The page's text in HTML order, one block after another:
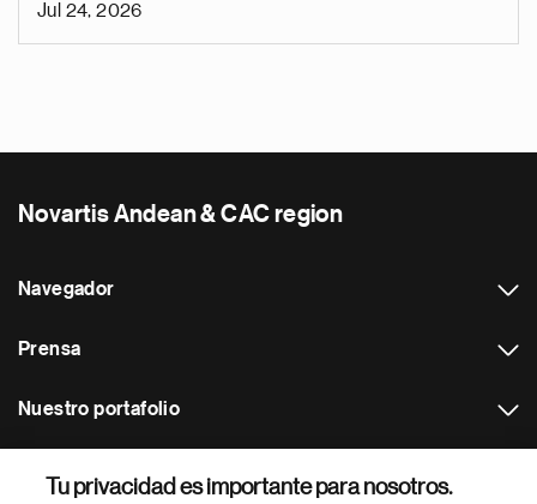
Jul 24, 2026
Novartis Andean & CAC region
Navegador
Prensa
Nuestro portafolio
Tu privacidad es importante para nosotros.